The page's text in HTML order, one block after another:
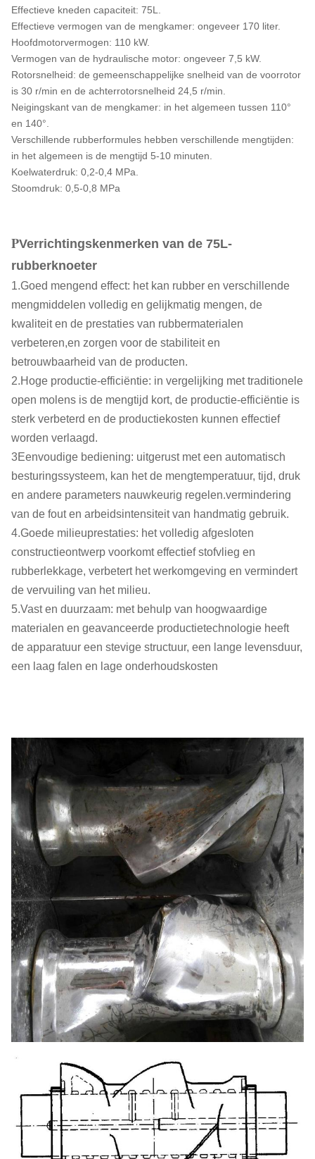
Effectieve kneden capaciteit: 75L.
Effectieve vermogen van de mengkamer: ongeveer 170 liter.
Hoofdmotorvermogen: 110 kW.
Vermogen van de hydraulische motor: ongeveer 7,5 kW.
Rotorsnelheid: de gemeenschappelijke snelheid van de voorrotor
is 30 r/min en de achterrotorsnelheid 24,5 r/min.
Neigingskant van de mengkamer: in het algemeen tussen 110°
en 140°.
Verschillende rubberformules hebben verschillende mengtijden:
in het algemeen is de mengtijd 5-10 minuten.
Koelwaterdruk: 0,2-0,4 MPa.
Stoomdruk: 0,5-0,8 MPa
PVerrichtingskenmerken van de 75L-
rubberknoeter
1.Goed mengend effect: het kan rubber en verschillende
mengmiddelen volledig en gelijkmatig mengen, de
kwaliteit en de prestaties van rubbermaterialen
verbeteren,en zorgen voor de stabiliteit en
betrouwbaarheid van de producten.
2.Hoge productie-efficiëntie: in vergelijking met traditionele
open molens is de mengtijd kort, de productie-efficiëntie is
sterk verbeterd en de productiekosten kunnen effectief
worden verlaagd.
3Eenvoudige bediening: uitgerust met een automatisch
besturingssysteem, kan het de mengtemperatuur, tijd, druk
en andere parameters nauwkeurig regelen.vermindering
van de fout en arbeidsintensiteit van handmatig gebruik.
4.Goede milieuprestaties: het volledig afgesloten
constructieontwerp voorkomt effectief stofvlieg en
rubberlekkage, verbetert het werkomgeving en vermindert
de vervuiling van het milieu.
5.Vast en duurzaam: met behulp van hoogwaardige
materialen en geavanceerde productietechnologie heeft
de apparatuur een stevige structuur, een lange levensduur,
een laag falen en lage onderhoudskosten